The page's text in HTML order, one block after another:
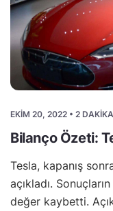
EKIM 20, 2022 • 2
Bilanço Özeti:
Tesla, kapanış
açıkladı.
değer kaybetti.